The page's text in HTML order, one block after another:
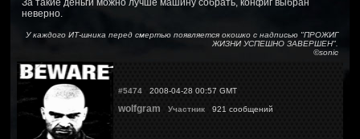
За такие деньги можно лучше машину собрать, конфиг выбран
неверно.
У каждого ИТ-шника перед смертью появляется окошко с надписью "ПРОЖИГ
ЖИЗНИ УСПЕШНО ЗАВЕРШЕН".
©sonic
#5474 2008-04-28 00:57 GMT
wolfgram Участник 921 сообщений